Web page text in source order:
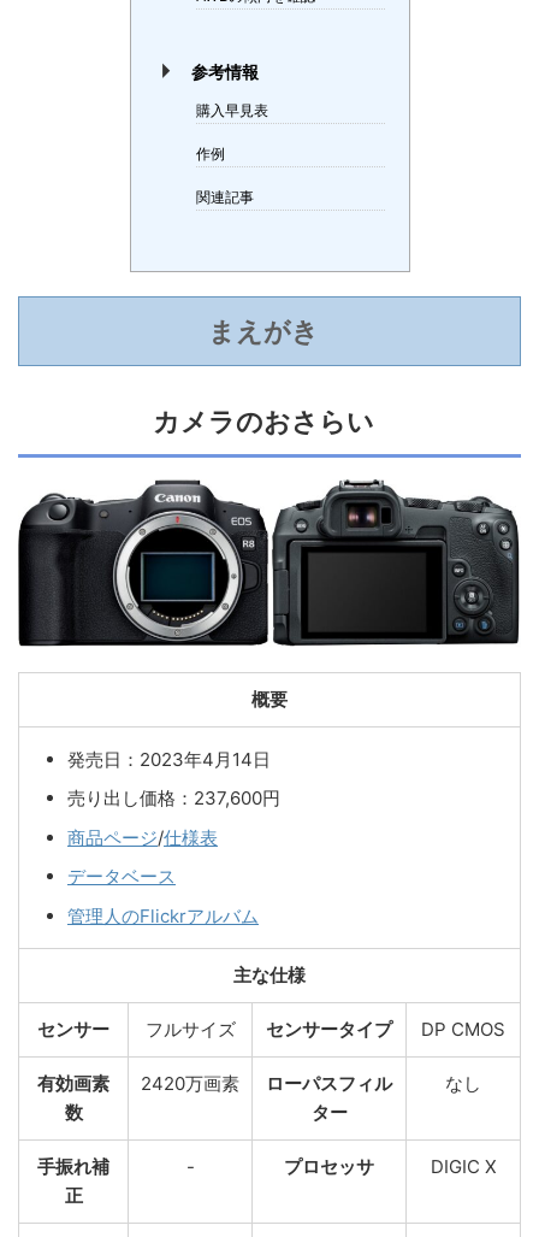
参考情報
購入早見表
作例
関連記事
まえがき
カメラのおさらい
概要
発売日：2023年4月14日
売り出し価格：237,600円
商品ページ/仕様表
データベース
管理人のFlickrアルバム
主な仕様
センサー フルサイズ センサータイプ DP CMOS
有効画素
数
2420万画素
ローパスフィル
ター
なし
手振れ補
正
- プロセッサ DIGIC X